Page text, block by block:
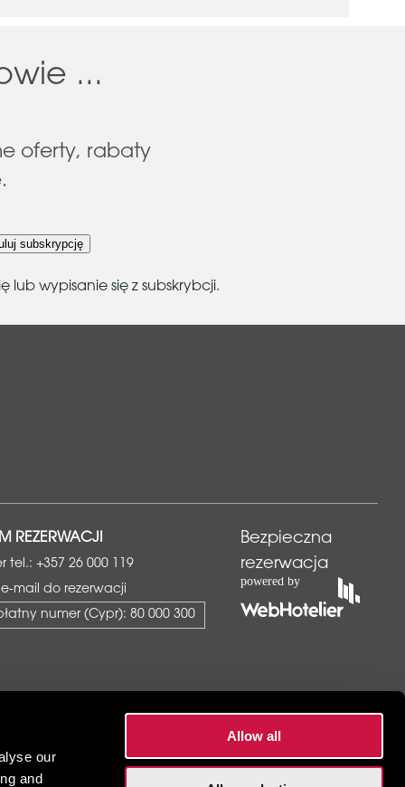
our
and
Allow all
...
oferty, rabaty
subskrypcję
wypisanie się z subskrybcji.
REZERWACJI
tel.: +357 26 000 119
e-mail do rezerwacji
numer (Cypr): 80 000 300
Bezpieczna
rezerwacja